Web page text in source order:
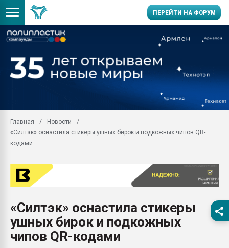
ПЕРЕЙТИ НА ФОРУМ
Вакуум-формовочные
28.07.2026
Всё, что касается
бутылок
вакуумного
Продам отходы
поликарбоната и АБС-
Главная
Новости
«Силтэк» оснастила стикеры ушных бирок и подкожных чипов QR-
кодами
«Силтэк» оснастила стикеры
ушных бирок и подкожных
чипов QR-кодами